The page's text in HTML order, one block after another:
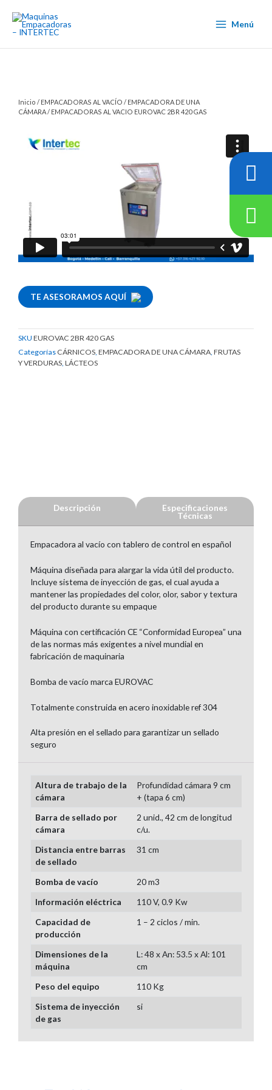
contenido
Menú
Inicio / EMPACADORAS AL VACÍO / EMPACADORA DE UNA
CÁMARA/ EMPACADORAS AL VACIO EUROVAC 2BR 420 GAS
TE ASESORAMOS AQUÍ
SKU EUROVAC 2BR 420 GAS
Categorías CÁRNICOS EMPACADORA DE UNA CÁMARA FRUTAS
Y VERDURAS LÁCTEOS
Descripción Especificaciones
Técnicas
Empacadora al vacío con tablero de control en español
Máquina diseñada para alargar la vida útil del producto.
Incluye sistema de inyección de gas, el cual ayuda a
mantener las propiedades del color, olor, sabor y textura
del producto durante su empaque
Máquina con certificación CE “Conformidad Europea” una
de las normas más exigentes a nivel mundial en
fabricación de maquinaria
Bomba de vacío marca EUROVAC
Totalmente construida en acero inoxidable ref 304
Alta presión en el sellado para garantizar un sellado
seguro
Altura de trabajo de la
cámara
Profundidad cámara 9 cm
+ (tapa 6 cm)
Barra de sellado por
cámara
2 unid., 42 cm de longitud
c/u.
Distancia entre barras
de sellado
31 cm
Bomba de vacío
20 m3
Información eléctrica
110 V, 0.9 Kw
Capacidad de
producción
1 – 2 ciclos / min.
Dimensiones de la
máquina
L: 48 x An: 53.5 x Al: 101
cm
Peso del equipo
110 Kg
Sistema de inyección
de gas
si